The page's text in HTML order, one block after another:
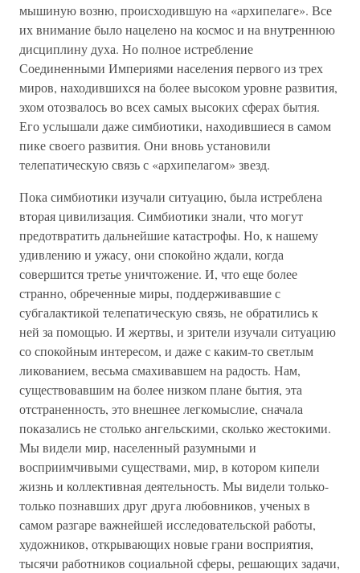
мышиную возню, происходившую на «архипелаге». Все
их внимание было нацелено на космос и на внутреннюю
дисциплину духа. Но полное истребление
Соединенными Империями населения первого из трех
миров, находившихся на более высоком уровне развития,
эхом отозвалось во всех самых высоких сферах бытия.
Его услышали даже симбиотики, находившиеся в самом
пике своего развития. Они вновь установили
телепатическую связь с «архипелагом» звезд.
Пока симбиотики изучали ситуацию, была истреблена
вторая цивилизация. Симбиотики знали, что могут
предотвратить дальнейшие катастрофы. Но, к нашему
удивлению и ужасу, они спокойно ждали, когда
совершится третье уничтожение. И, что еще более
странно, обреченные миры, поддерживавшие с
субгалактикой телепатическую связь, не обратились к
ней за помощью. И жертвы, и зрители изучали ситуацию
со спокойным интересом, и даже с каким-то светлым
ликованием, весьма смахивавшем на радость. Нам,
существовавшим на более низком плане бытия, эта
отстраненность, это внешнее легкомыслие, сначала
показались не столько ангельскими, сколько жестокими.
Мы видели мир, населенный разумными и
восприимчивыми существами, мир, в котором кипели
жизнь и коллективная деятельность. Мы видели только-
только познавших друг друга любовников, ученых в
самом разгаре важнейшей исследовательской работы,
художников, открывающих новые грани восприятия,
тысячи работников социальной сферы, решающих задачи,